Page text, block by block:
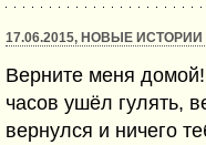
17.06.2015, НОВЫЕ
Верните меня
часов ушёл гулять,
вернулся и ничего